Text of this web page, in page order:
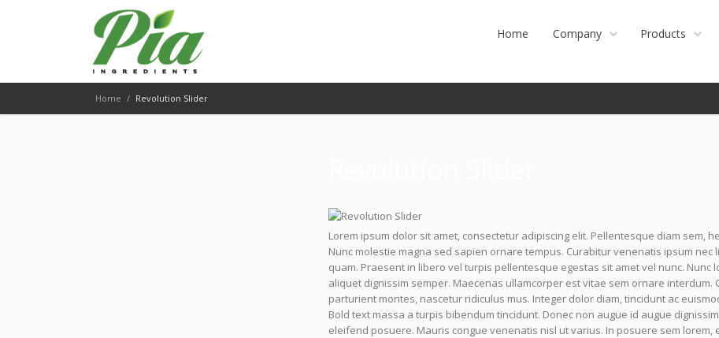
Home Company Products
Home / Revolution Slider
Lorem ipsum dolor sit amet, consectetur adipiscing elit. Pellentesque diam sem,
Nunc molestie magna sed sapien ornare tempus. Curabitur venenatis ipsum
quam. Praesent in libero vel turpis pellentesque egestas sit amet vel nunc.
aliquet dignissim semper. Maecenas ullamcorper est vitae sem ornare interdum.
parturient montes, nascetur ridiculus mus. Integer dolor diam, tincidunt ac
Bold text massa a turpis bibendum tincidunt. Donec non augue id augue
eleifend posuere. Mauris congue venenatis nisl ut varius. In posuere sem lorem,